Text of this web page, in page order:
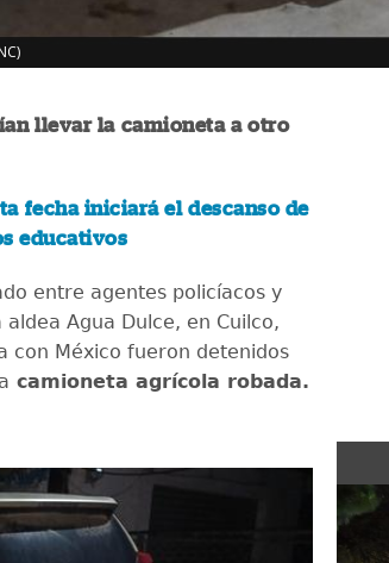
llevar la camioneta a otro
fecha iniciará el descanso de
educativos
entre agentes policíacos y
Agua Dulce, en Cuilco,
con México fueron detenidos
camioneta agrícola robada.